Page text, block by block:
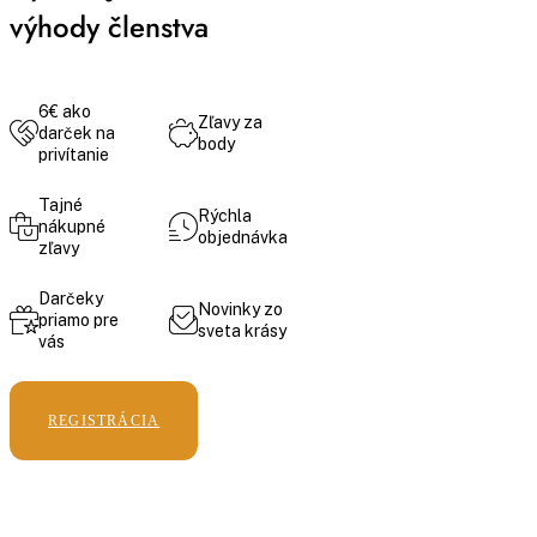
výhody členstva
6€ ako
darček na
privítanie
Zľavy za
body
Tajné
nákupné
zľavy
Rýchla
objednávka
Darčeky
priamo pre
vás
Novinky zo
sveta krásy
REGISTRÁCIA